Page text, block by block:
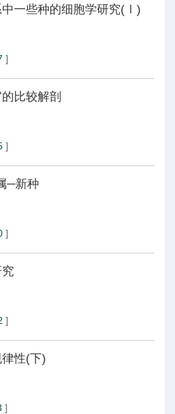
一些种的细胞学研究(Ⅰ)
]
比较解剖
]
─新种
]
]
性(下)
]